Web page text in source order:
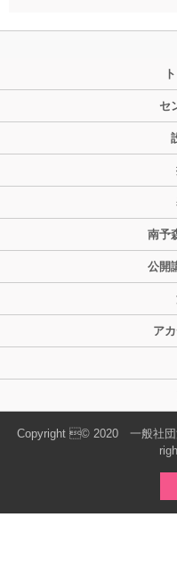
セ
南予
公開
ア
Copyright © 2020 一般社